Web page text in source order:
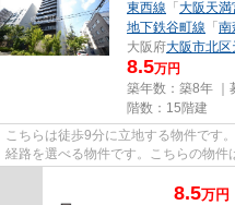
東西線 「 大阪天満
地下鉄谷町線 「 南
大阪府大阪市北区
8.5万円
築年数：築8年 ｜
階数：15階建
こちらは徒歩9分に立地する物件です
経路を選べる物件です。こちらの物
8.5万円